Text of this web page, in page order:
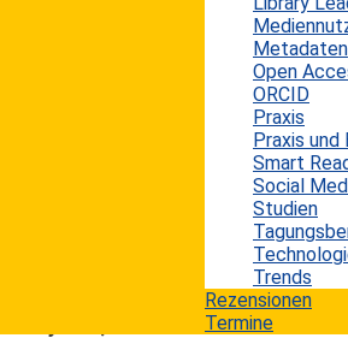
Metadaten
Open
ORCID
Praxis
Praxis
Smart
Social
Studien
Trends
Rezensionen
Termine
Zitierungen einen wichtigen
Zahlreiche einschlägige
mittlerweile die Zusammenhänge
Anzahl an Zitierungen eines Artikels
dazugehörigen Metadaten (Länge
Anzahl Schlagwörter, Anzahl/
Autorinnen/Autoren etc.). In dem
wird ein bisher in diesem
Zusammenhang eher selten
analysiert, nämlich Schreibstil und